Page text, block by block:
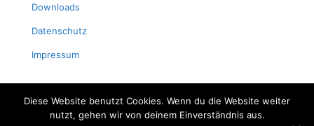
Down­loads
Daten­schutz
Impres­sum
Diese Website benutzt Cookies. Wenn du die Website weiter
nutzt, gehen wir von deinem Einverständnis aus.